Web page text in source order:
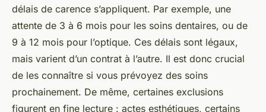
délais de carence s’appliquent. Par exemple, une
attente de 3 à 6 mois pour les soins dentaires, ou de
9 à 12 mois pour l’optique. Ces délais sont légaux,
mais varient d’un contrat à l’autre. Il est donc crucial
de les connaître si vous prévoyez des soins
prochainement. De même, certaines exclusions
figurent en fine lecture : actes esthétiques, certains